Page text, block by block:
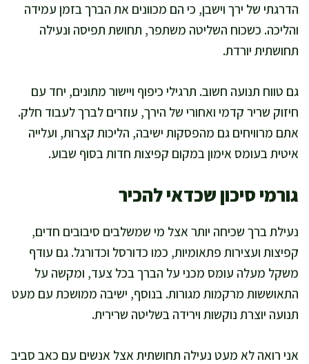
הדרגתי של ירך וישבן, כי הם מכוונים את הברך בזמן עמידה
והליכה. כשכוח השליטה משתפר, תחושת תפיסה ונעילה
תחושתית יורדת.
גם טווח תנועה חשוב. תרגילי כיפוף ויישור מתונים, יחד עם
חיזוק שריר קדמי ואחורי של הירך, עוזרים לברך לעבוד חלק.
אתם מרוויחים גם מהפסקות ישיבה, הליכות קצרות, ועלייה
איטית בעומס אימון במקום קפיצות חדות בסוף שבוע.
גורמי סיכון שכדאי להכיר
נעילת ברך שכיחה יותר אצל מי שמשלבים סיבובים חדים,
קפיצות ועצירות פתאומיות, כמו כדורסל וכדורגל. גם עודף
משקל מעלה עומס מכני על הברך בכל צעד, ומקשה על
התאוששות מרקמות מגורות. בנוסף, ישיבה ממושכת עם מעט
תנועה יוצרת נוקשות וירידה בשליטה שרירית.
אני רואה לא מעט נעילה תחושתית אצל אנשים עם כאב סביב